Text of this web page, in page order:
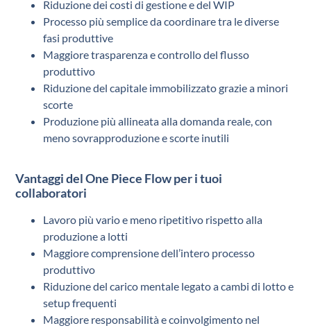
Riduzione dei costi di gestione e del WIP
Processo più semplice da coordinare tra le diverse
fasi produttive
Maggiore trasparenza e controllo del flusso
produttivo
Riduzione del capitale immobilizzato grazie a minori
scorte
Produzione più allineata alla domanda reale, con
meno sovrapproduzione e scorte inutili
Vantaggi del One Piece Flow per i tuoi
collaboratori
Lavoro più vario e meno ripetitivo rispetto alla
produzione a lotti
Maggiore comprensione dell’intero processo
produttivo
Riduzione del carico mentale legato a cambi di lotto e
setup frequenti
Maggiore responsabilità e coinvolgimento nel